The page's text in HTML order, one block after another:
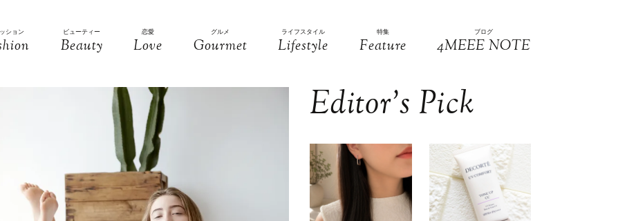
ション ビューティー
Beauty
恋愛
Love
グルメ
Gourmet
ライフスタイル
Lifestyle
特集
Feature
ブログ
4MEEE NOTE
Editor’s Pick